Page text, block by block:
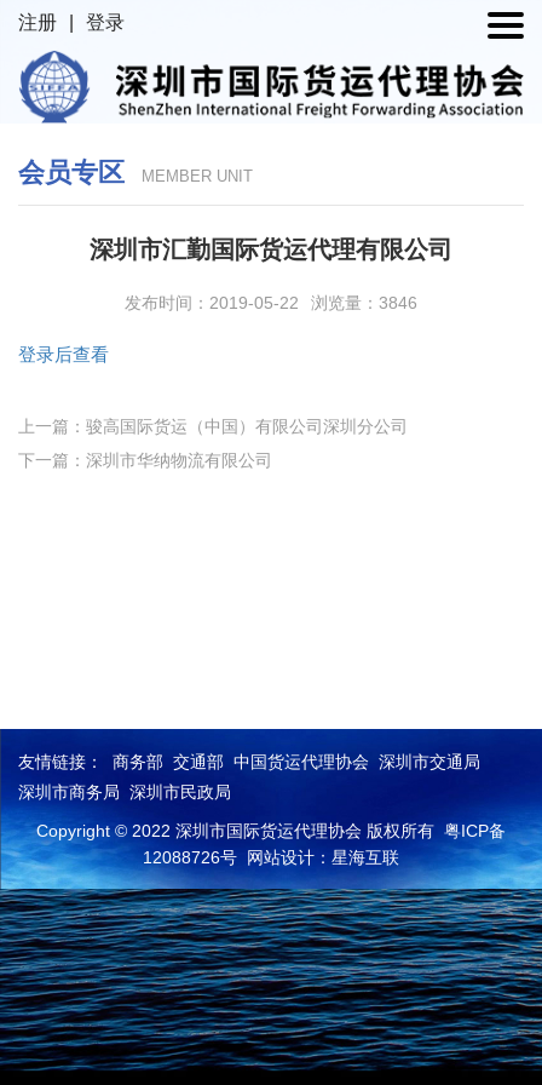
注册 登录
会员专区 MEMBER UNIT
深圳市汇勤国际货运代理有限公司
发布时间：2019-05-22 浏览量：3846
登录后查看
上一篇：骏高国际货运（中国）有限公司深圳分公司
下一篇：深圳市华纳物流有限公司
友情链接： 商务部 交通部 中国货运代理协会 深圳市交通局
深圳市商务局 深圳市民政局
Copyright © 2022 深圳市国际货运代理协会 版权所有 粤ICP备
12088726号 网站设计：星海互联